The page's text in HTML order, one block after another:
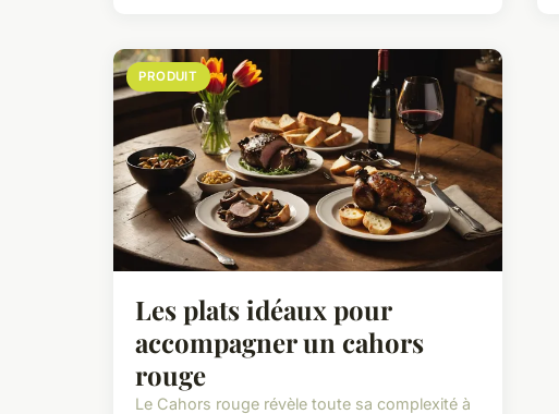
PRODUIT
Les plats idéaux pour
accompagner un cahors
rouge
Le Cahors rouge révèle toute sa complexité à